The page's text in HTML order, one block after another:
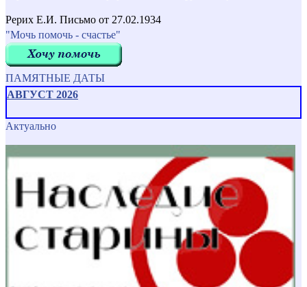
Рерих Е.И. Письмо от 27.02.1934
"Мочь помочь - счастье"
ПАМЯТНЫЕ ДАТЫ
АВГУСТ 2026
Актуально